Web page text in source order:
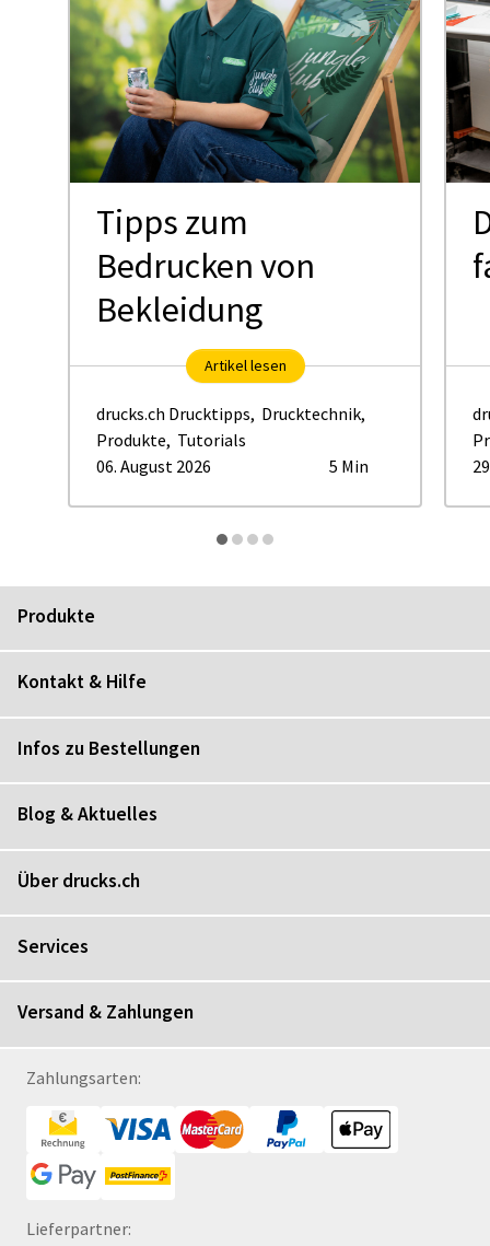
Tipps zum
Bedrucken von
Bekleidung
Artikel lesen
drucks.ch Drucktipps, Drucktechnik,
Produkte, Tutorials
06. August 2026
5 Min
Produkte
Kontakt & Hilfe
Infos zu Bestellungen
Blog & Aktuelles
Über drucks.ch
Services
Versand & Zahlungen
Zahlungsarten:
Lieferpartner: